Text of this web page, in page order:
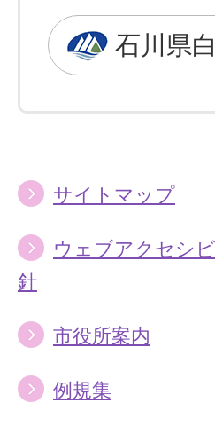
石川県
サイトマップ
ウェブアクセシ
針
市役所案内
例規集